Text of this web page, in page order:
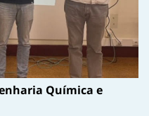
Química e